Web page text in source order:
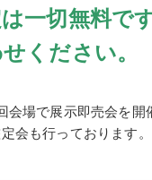
一切無料で
ください。
会場で展示即売会を開
会も行っております。